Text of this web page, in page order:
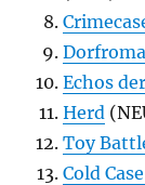
Echos
Herd
Toy
Cold